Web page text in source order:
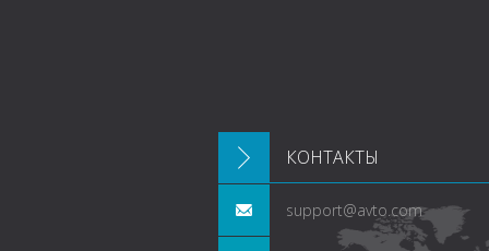
КОНТАКТЫ
support@avto.com